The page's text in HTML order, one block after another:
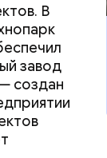
В
завод
создан
и